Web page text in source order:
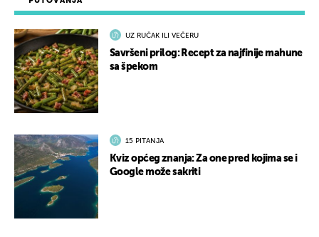
UZ RUČAK ILI VEČERU
Savršeni prilog: Recept za najfinije mahune
sa špekom
15 PITANJA
Kviz općeg znanja: Za one pred kojima se i
Google može sakriti